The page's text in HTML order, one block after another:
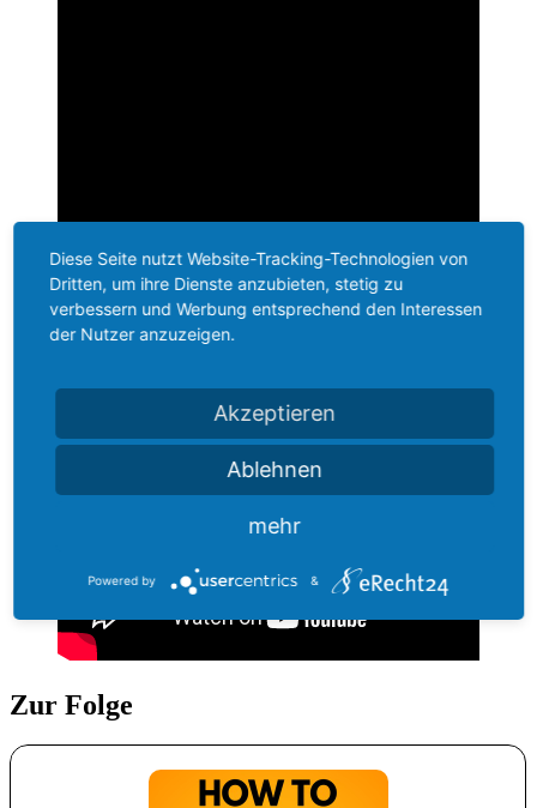
Zur Folge
Diese Seite nutzt Website-Tracking-Technologien von
Dritten, um ihre Dienste anzubieten, stetig zu
verbessern und Werbung entsprechend den Interessen
der Nutzer anzuzeigen.
Akzeptieren
Ablehnen
mehr
Powered by &